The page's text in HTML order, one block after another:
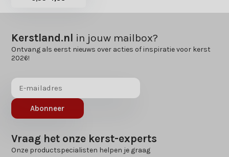
Kerstland.nl in jouw mailbox?
Ontvang als eerst nieuws over acties of inspiratie voor kerst
2026!
Abonneer
Vraag het onze kerst-experts
Onze productspecialisten helpen je graag